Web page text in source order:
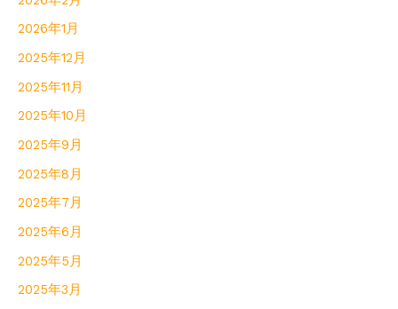
2026年1月
2025年12月
2025年11月
2025年10月
2025年9月
2025年8月
2025年7月
2025年6月
2025年5月
2025年3月